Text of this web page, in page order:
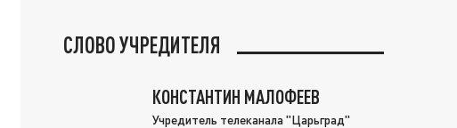
СЛОВО УЧРЕДИТЕЛЯ
КОНСТАНТИН МАЛОФЕЕВ
Учредитель телеканала "Царьград"